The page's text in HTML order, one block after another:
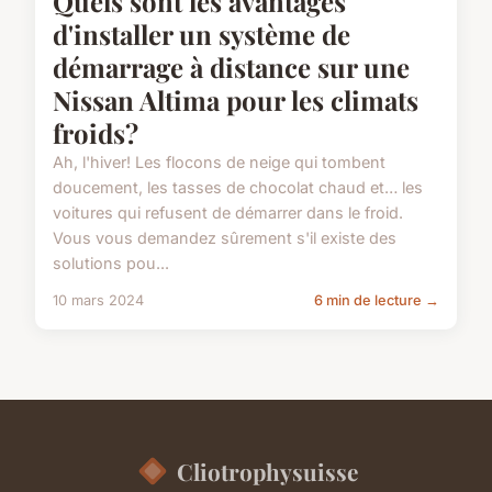
d'installer un système de
démarrage à distance sur une
Nissan Altima pour les climats
froids?
Ah, l'hiver! Les flocons de neige qui tombent
doucement, les tasses de chocolat chaud et… les
voitures qui refusent de démarrer dans le froid.
Vous vous demandez sûrement s'il existe des
solutions pou...
10 mars 2024 6 min de lecture →
Cliotrophysuisse